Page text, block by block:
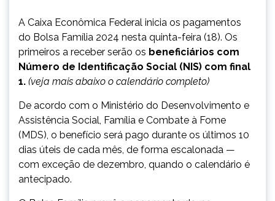
A Caixa Econômica Federal inicia os pagamentos
do Bolsa Família 2024 nesta quinta-feira (18). Os
primeiros a receber serão os beneficiários com
Número de Identificação Social (NIS) com final
1. (veja mais abaixo o calendário completo)
De acordo com o Ministério do Desenvolvimento e
Assistência Social, Família e Combate à Fome
(MDS), o benefício será pago durante os últimos 10
dias úteis de cada mês, de forma escalonada —
com exceção de dezembro, quando o calendário é
antecipado.